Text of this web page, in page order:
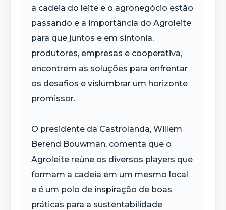
a cadeia do leite e o agronegócio estão
passando e a importância do Agroleite
para que juntos e em sintonia,
produtores, empresas e cooperativa,
encontrem as soluções para enfrentar
os desafios e vislumbrar um horizonte
promissor.
O presidente da Castrolanda, Willem
Berend Bouwman, comenta que o
Agroleite reúne os diversos players que
formam a cadeia em um mesmo local
e é um polo de inspiração de boas
práticas para a sustentabilidade